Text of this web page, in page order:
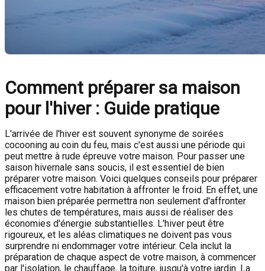
Comment préparer sa maison
pour l'hiver : Guide pratique
L'arrivée de l'hiver est souvent synonyme de soirées
cocooning au coin du feu, mais c'est aussi une période qui
peut mettre à rude épreuve votre maison. Pour passer une
saison hivernale sans soucis, il est essentiel de bien
préparer votre maison. Voici quelques conseils pour préparer
efficacement votre habitation à affronter le froid. En effet, une
maison bien préparée permettra non seulement d'affronter
les chutes de températures, mais aussi de réaliser des
économies d'énergie substantielles. L'hiver peut être
rigoureux, et les aléas climatiques ne doivent pas vous
surprendre ni endommager votre intérieur. Cela inclut la
préparation de chaque aspect de votre maison, à commencer
par l'isolation, le chauffage, la toiture, jusqu'à votre jardin. La